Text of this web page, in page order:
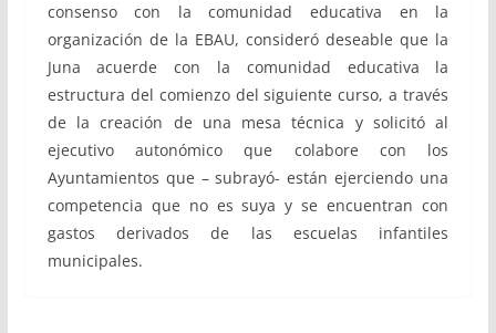
consenso con la comunidad educativa en la
organización de la EBAU, consideró deseable que la
Juna acuerde con la comunidad educativa la
estructura del comienzo del siguiente curso, a través
de la creación de una mesa técnica y solicitó al
ejecutivo autonómico que colabore con los
Ayuntamientos que – subrayó- están ejerciendo una
competencia que no es suya y se encuentran con
gastos derivados de las escuelas infantiles
municipales.